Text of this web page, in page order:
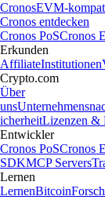
CronosEVM-
Cronos entdecken
Cronos PoSCronos
Erkunden
AffiliateInstitutionen
Crypto.com
Über
uns
icherheitLizenzen &
Entwickler
Cronos PoSCronos
SDKMCP Servers
Lernen
LernenBitcoin